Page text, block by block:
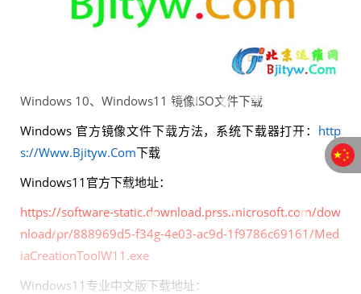
Windows 10、Windows11 镜像ISO文件下载
Windows 官方镜像文件下载方法，系统下载器打开： http
s://Www.Bjityw.Com下载
Windows11 官方下载地址：
https://software-static.download.prss.microsoft.com/dow
nload/pr/888969d5-f34g-4e03-ac9d-1f9786c69161/Med
iaCreationToolW11.exe
Windows11专业中文版下载地址：